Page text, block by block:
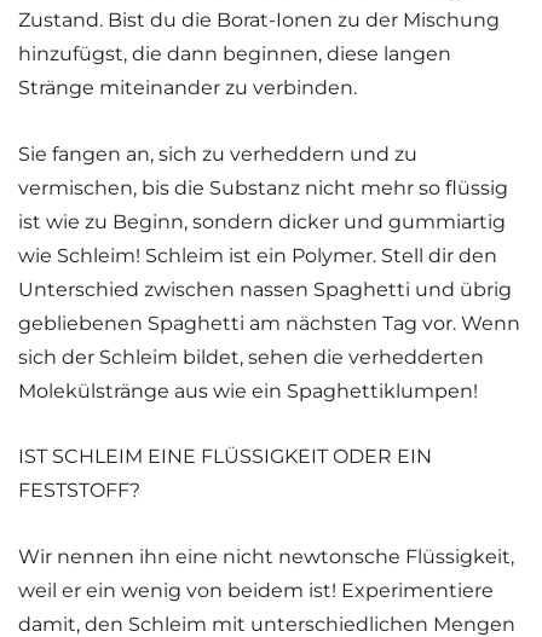
Zustand. Bist du die Borat-Ionen zu der Mischung
hinzufügst, die dann beginnen, diese langen
Stränge miteinander zu verbinden.
Sie fangen an, sich zu verheddern und zu
vermischen, bis die Substanz nicht mehr so flüssig
ist wie zu Beginn, sondern dicker und gummiartig
wie Schleim! Schleim ist ein Polymer. Stell dir den
Unterschied zwischen nassen Spaghetti und übrig
gebliebenen Spaghetti am nächsten Tag vor. Wenn
sich der Schleim bildet, sehen die verhedderten
Molekülstränge aus wie ein Spaghettiklumpen!
IST SCHLEIM EINE FLÜSSIGKEIT ODER EIN
FESTSTOFF?
Wir nennen ihn eine nicht newtonsche Flüssigkeit,
weil er ein wenig von beidem ist! Experimentiere
damit, den Schleim mit unterschiedlichen Mengen